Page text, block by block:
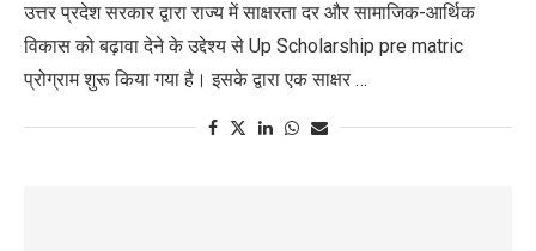
उत्तर प्रदेश सरकार द्वारा राज्य में साक्षरता दर और सामाजिक-आर्थिक
विकास को बढ़ावा देने के उद्देश्य से Up Scholarship pre matric
प्रोग्राम शुरू किया गया है। इसके द्वारा एक साक्षर …